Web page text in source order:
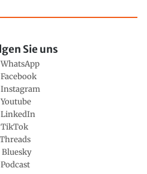
Sie uns
WhatsApp
Facebook
Instagram
Youtube
LinkedIn
TikTok
Threads
Bluesky
Podcast